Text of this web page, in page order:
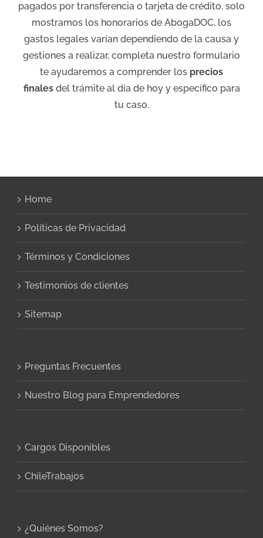
pagados por transferencia o tarjeta de crédito, solo
mostramos los honorarios de AbogaDOC, los
gastos legales varían dependiendo de la causa y
gestiones a realizar, completa nuestro formulario
te ayudaremos a comprender los precios
finalesdel trámite al día de hoy y específico para
tu caso.
Home
Políticas de Privacidad
Términos y Condiciones
Testimonios de clientes
Sitemap
Preguntas Frecuentes
Nuestro Blog para Emprendedores
Cargos Disponibles
ChileTrabajos
¿Quiénes Somos?